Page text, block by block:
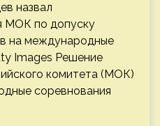
назвал
МОК по допуску
на международные
Images Решение
комитета (МОК)
соревнования